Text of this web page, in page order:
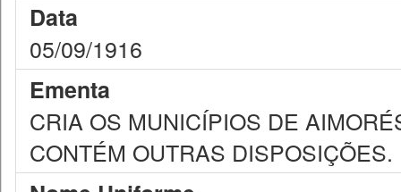
Data
05/09/1916
Ementa
CRIA OS MUNICÍPIOS DE
CONTÉM OUTRAS DISPOSIÇÕES.